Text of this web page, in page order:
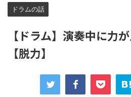
ドラムの話
【ドラム】演奏中に力
【脱力】